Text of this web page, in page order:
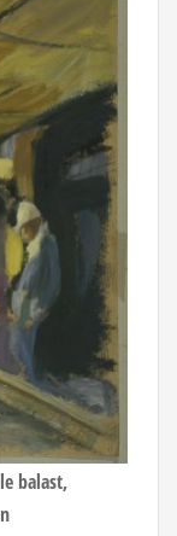
balast,